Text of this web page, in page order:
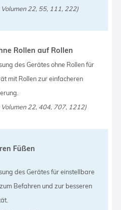
Volumen 22, 55, 111, 222)
Rollen auf Rollen
des Gerätes ohne Rollen für
mit Rollen zur einfacheren
Volumen 22, 404, 707, 1212)
Füßen
des Gerätes für einstellbare
Befahren und zur besseren